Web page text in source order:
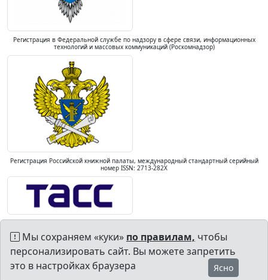
Регистрация в Федеральной службе по надзору в сфере связи, информационных
технологий и массовых коммуникаций (Роскомнадзор)
Регистрация Российской книжной палаты, международный стандартный серийный
номер ISSN: 2713-282X
Мы сохраняем «куки» по правилам, чтобы
персонализировать сайт. Вы можете запретить
это в настройках браузера
Ясно